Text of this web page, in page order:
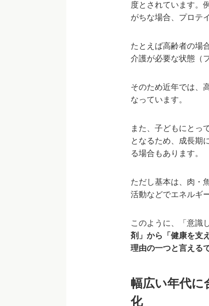
度とされています。
がちな場合、プロテ
たとえば高齢者の場
介護が必要な状態（
そのため近年では、
なっています。
また、子どもにとっ
となるため、成長期
る場合もあります。
ただし基本は、肉・
活動などでエネルギ
このように、「意識
剤」から「健康を支
理由の一つと言える
幅広い年代に
化